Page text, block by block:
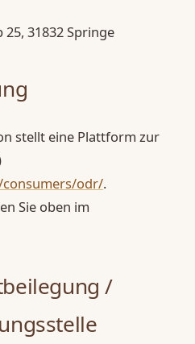
31832 Springe
stellt eine Plattform zur
odr/.
Sie oben im
/